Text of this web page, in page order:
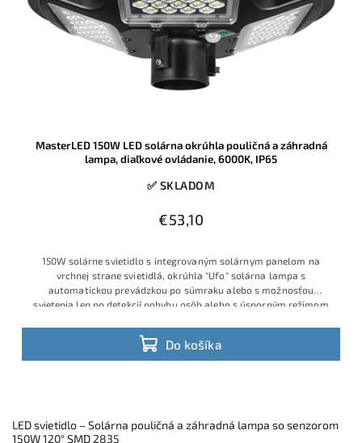
MasterLED 150W LED solárna okrúhla pouličná a záhradná
lampa, diaľkové ovládanie, 6000K, IP65
✅ SKLADOM
€53,10
Do košíka
150W solárne svietidlo s integrovaným solárnym panelom na
vrchnej strane svietidlá, okrúhla "Ufo" solárna lampa s
automatickou prevádzkou po súmraku alebo s možnosťou
svietenia len po detekcií pohybu osôb alebo s úsporným režimom
LED svietidlo – Solárna pouličná a záhradná lampa so senzorom
150W 120° SMD 2835